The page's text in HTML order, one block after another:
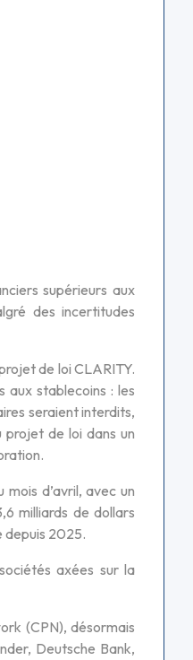
supérieurs aux
des incertitudes
de loi CLARITY.
aux stablecoins : les
seraient interdits,
projet de loi dans un
d’avril, avec un
milliards de dollars
depuis 2025.
axées sur la
(CPN), désormais
Deutsche Bank,